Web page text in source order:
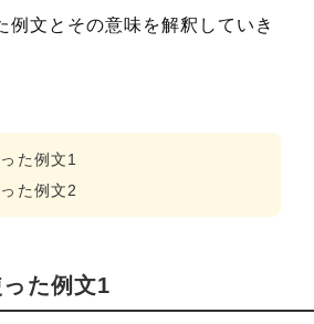
例文とその意味を解釈していき
た例文1
た例文2
った例文1